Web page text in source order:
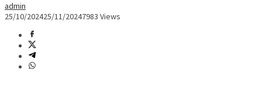
admin
25/10/202425/11/20247983 Views